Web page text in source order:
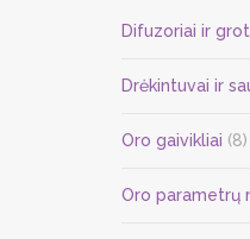
Difuzoriai ir
Drėkintuvai ir
Oro gaivikliai (8)
Oro parametrų